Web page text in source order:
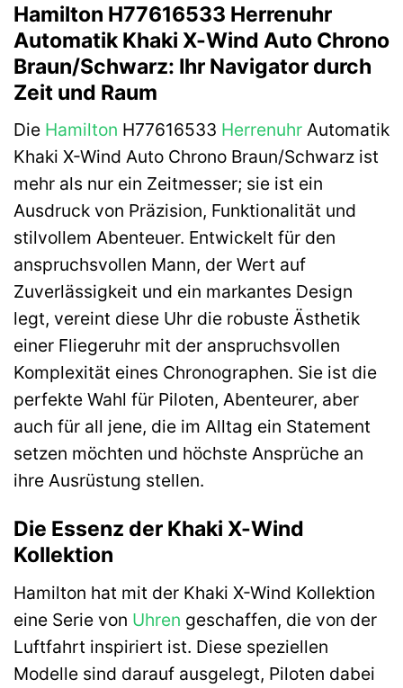
Hamilton H77616533 Herrenuhr
Automatik Khaki X-Wind Auto Chrono
Braun/Schwarz: Ihr Navigator durch
Zeit und Raum
Die Hamilton H77616533 Herrenuhr Automatik
Khaki X-Wind Auto Chrono Braun/Schwarz ist
mehr als nur ein Zeitmesser; sie ist ein
Ausdruck von Präzision, Funktionalität und
stilvollem Abenteuer. Entwickelt für den
anspruchsvollen Mann, der Wert auf
Zuverlässigkeit und ein markantes Design
legt, vereint diese Uhr die robuste Ästhetik
einer Fliegeruhr mit der anspruchsvollen
Komplexität eines Chronographen. Sie ist die
perfekte Wahl für Piloten, Abenteurer, aber
auch für all jene, die im Alltag ein Statement
setzen möchten und höchste Ansprüche an
ihre Ausrüstung stellen.
Die Essenz der Khaki X-Wind
Kollektion
Hamilton hat mit der Khaki X-Wind Kollektion
eine Serie von Uhren geschaffen, die von der
Luftfahrt inspiriert ist. Diese speziellen
Modelle sind darauf ausgelegt, Piloten dabei